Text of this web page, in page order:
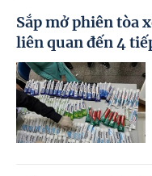
Sắp mở phiên tòa
liên quan đến 4